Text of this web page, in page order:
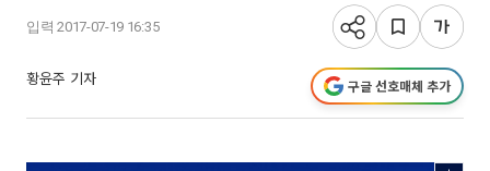
입력 2017-07-19 16:35
황윤주 기자 구글 선호매체 추가